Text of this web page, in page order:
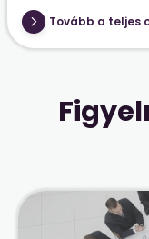
Tovább a teljes